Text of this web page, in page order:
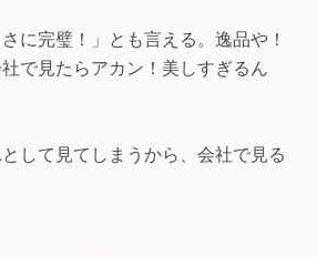
完璧！」とも言える。逸品や！
見たらアカン！美しすぎるん
て見てしまうから、会社で見る